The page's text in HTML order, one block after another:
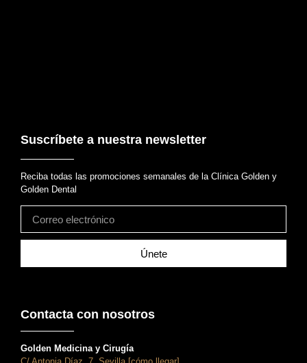
Suscríbete a nuestra newsletter
Reciba todas las promociones semanales de la Clínica Golden y
Golden Dental
Únete
Contacta con nosotros
Golden Medicina y Cirugía